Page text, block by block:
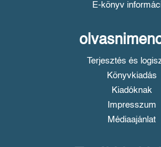
E-könyv
Terjesztés és
Könyvkiadás
Kiadóknak
Impresszum
Médiaajánlat